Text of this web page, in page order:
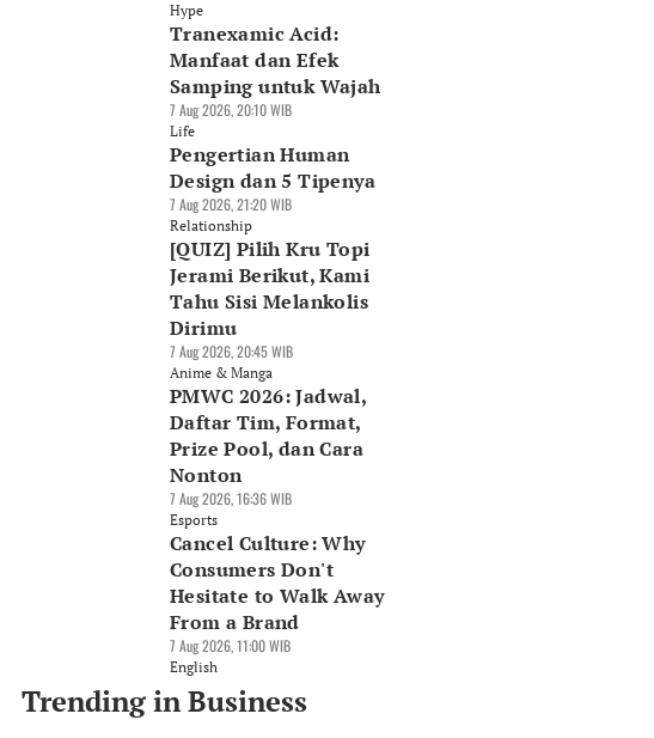
Hype
Tranexamic Acid:
Manfaat dan Efek
Samping untuk Wajah
7 Aug 2026, 20:10 WIB
Life
Pengertian Human
Design dan 5 Tipenya
7 Aug 2026, 21:20 WIB
Relationship
[QUIZ] Pilih Kru Topi
Jerami Berikut, Kami
Tahu Sisi Melankolis
Dirimu
7 Aug 2026, 20:45 WIB
Anime & Manga
PMWC 2026: Jadwal,
Daftar Tim, Format,
Prize Pool, dan Cara
Nonton
7 Aug 2026, 16:36 WIB
Esports
Cancel Culture: Why
Consumers Don't
Hesitate to Walk Away
From a Brand
7 Aug 2026, 11:00 WIB
English
Trending in Business